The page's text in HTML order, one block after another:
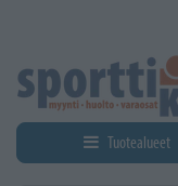
Tuotealueet